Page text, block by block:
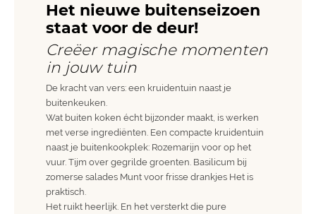
Het nieuwe buitenseizoen
staat voor de deur!
Creëer magische momenten
in jouw tuin
De kracht van vers: een kruidentuin naast je
buitenkeuken.
Wat buiten koken écht bijzonder maakt, is werken
met verse ingrediënten. Een compacte kruidentuin
naast je buitenkookplek: Rozemarijn voor op het
vuur. Tijm over gegrilde groenten. Basilicum bij
zomerse salades Munt voor frisse drankjes Het is
praktisch.
Het ruikt heerlijk. En het versterkt die pure